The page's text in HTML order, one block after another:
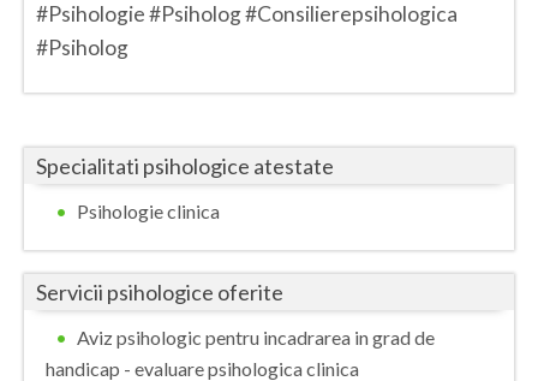
Timis
Vaslui
Vrancea
#Psihologie #Psiholog #Consilierepsihologica
#Psiholog
Specialitati psihologice atestate
Psihologie clinica
Servicii psihologice oferite
Aviz psihologic pentru incadrarea in grad de
handicap - evaluare psihologica clinica